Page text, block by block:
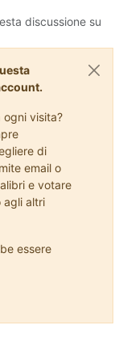
discussione su
ogni visita?
di
email o
e votare
agli altri
essere